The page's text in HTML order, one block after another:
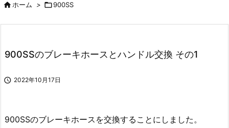
ホーム > 900SS
900SSのブレーキホースとハンドル交換 その1
 2022年10月17日
900SSのブレーキホースを交換することにしました。